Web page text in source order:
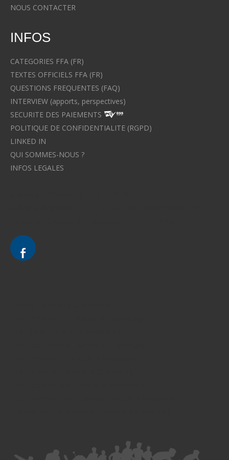
NOUS CONTACTER
INFOS
CATEGORIES FFA (FR)
TEXTES OFFICIELS FFA (FR)
QUESTIONS FREQUENTES (FAQ)
INTERVIEW (apports, perspectives)
SECURITE DES PAIEMENTS
POLITIQUE DE CONFIDENTIALITE (RGPD)
LINKED IN
QUI SOMMES-NOUS ?
INFOS LEGALES